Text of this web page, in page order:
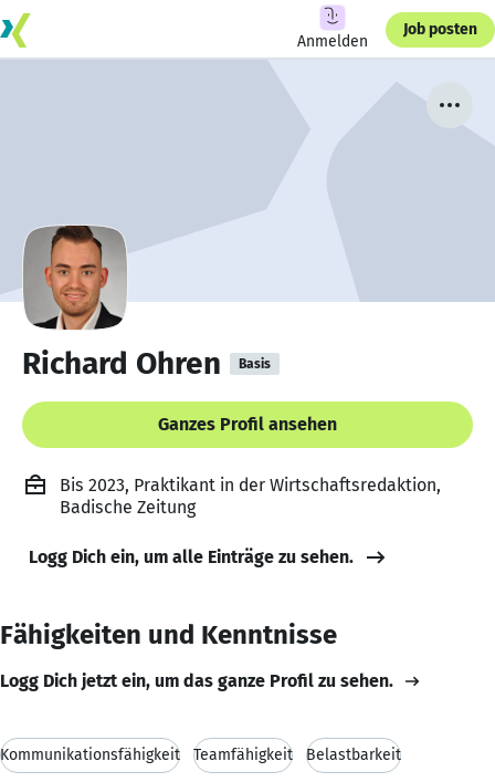
Anmelden
Job posten
Richard Ohren Basis
Ganzes Profil ansehen
Bis 2023, Praktikant in der Wirtschaftsredaktion,
Badische Zeitung
Logg Dich ein, um alle Einträge zu sehen.
Fähigkeiten und Kenntnisse
Logg Dich jetzt ein, um das ganze Profil zu sehen.
Kommunikationsfähigkeit Teamfähigkeit Belastbarkeit